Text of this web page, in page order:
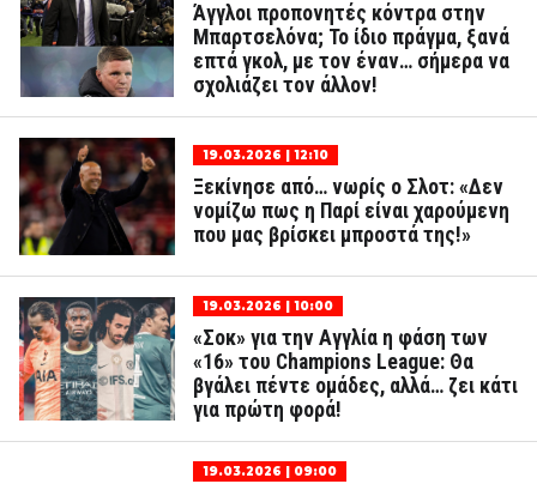
Άγγλοι προπονητές κόντρα στην
Μπαρτσελόνα; Το ίδιο πράγμα, ξανά
επτά γκολ, με τον έναν… σήμερα να
σχολιάζει τον άλλον!
19.03.2026 | 12:10
Ξεκίνησε από… νωρίς ο Σλοτ: «Δεν
νομίζω πως η Παρί είναι χαρούμενη
που μας βρίσκει μπροστά της!»
19.03.2026 | 10:00
«Σοκ» για την Αγγλία η φάση των
«16» του Champions League: Θα
βγάλει πέντε ομάδες, αλλά… ζει κάτι
για πρώτη φορά!
19.03.2026 | 09:00